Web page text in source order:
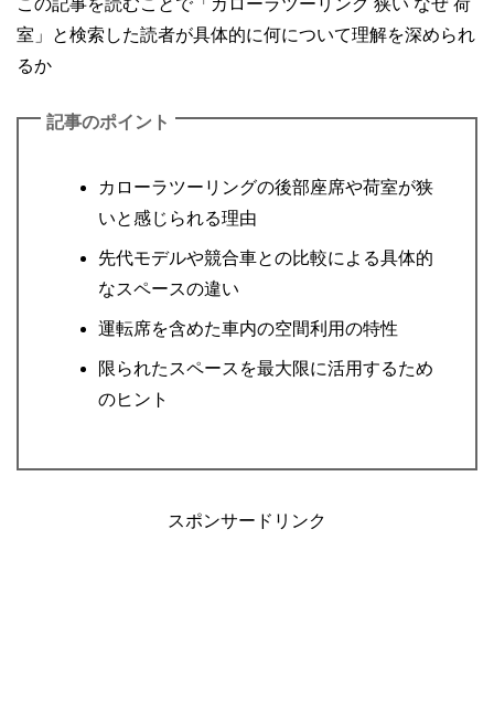
この記事を読むことで「カローラツーリング 狭い なぜ 荷
室」と検索した読者が具体的に何について理解を深められ
るか
記事のポイント
カローラツーリングの後部座席や荷室が狭
いと感じられる理由
先代モデルや競合車との比較による具体的
なスペースの違い
運転席を含めた車内の空間利用の特性
限られたスペースを最大限に活用するため
のヒント
スポンサードリンク